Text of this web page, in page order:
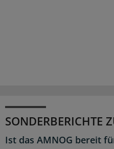
SONDERBERICHTE
Ist das AMNOG bereit